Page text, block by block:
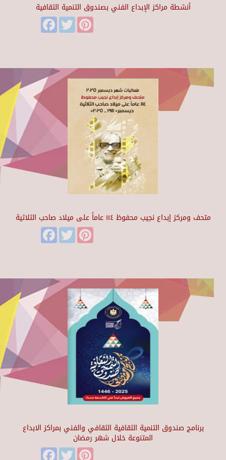
أنشطة مراكز الإبداع الفني بصندوق التنمية الثقافية
FacebookTwitter
متحف ومركز إبداع نجيب محفوظ ١١٤ عاماً على ميلاد صاحب الثلاثية
FacebookTwitter
برنامج صندوق التنمية الثقافية الثقافي والفني بمراكز الابداع
المتنوعة خلال شهر رمضان
FacebookTwitter